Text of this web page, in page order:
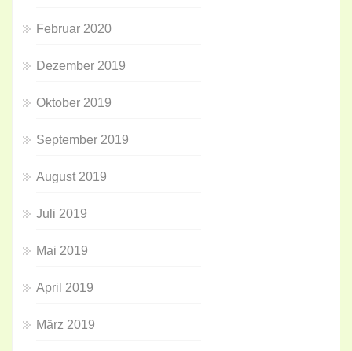
Februar 2020
Dezember 2019
Oktober 2019
September 2019
August 2019
Juli 2019
Mai 2019
April 2019
März 2019